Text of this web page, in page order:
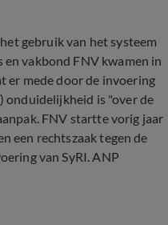
gebruik van het systeem
vakbond FNV kwamen in
er mede door de invoering
onduidelijkheid is "over de
FNV startte vorig jaar
een rechtszaak tegen de
van SyRI. ANP